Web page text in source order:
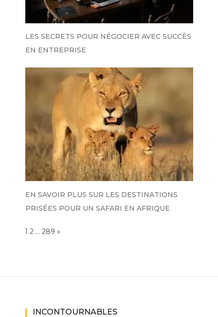
LES SECRETS POUR NÉGOCIER AVEC SUCCÈS
EN ENTREPRISE
EN SAVOIR PLUS SUR LES DESTINATIONS
PRISÉES POUR UN SAFARI EN AFRIQUE
Page:
1 2 … 289 NEXT
»
INCONTOURNABLES